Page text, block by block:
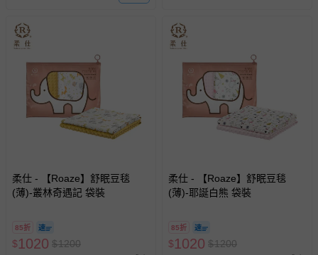
柔仕 - 【Roaze】舒眠豆毯
(薄)-叢林奇遇記 袋裝
85折
$1020 $1200
柔仕 - 【Roaze】舒眠豆毯
(薄)-耶誕白熊 袋裝
85折
$1020 $1200